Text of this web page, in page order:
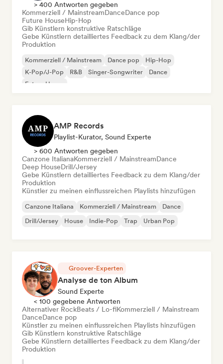
> 400 Antworten gegeben
Kommerziell / MainstreamDanceDance pop
Future HouseHip-Hop
Gib Künstlern konstruktive Ratschläge
Gebe Künstlern detailliertes Feedback zu dem Klang/der
Produktion
Kommerziell / Mainstream Dance pop
Hip-Hop
K-Pop/J-Pop
R&B Singer-Songwriter
Dance
Future House
AMP Records
Playlist-Kurator, Sound Experte
> 600 Antworten gegeben
Canzone ItalianaKommerziell / MainstreamDance
Deep HouseDrill/Jersey
Gebe Künstlern detailliertes Feedback zu dem Klang/der
Produktion
Künstler zu meinen einflussreichen Playlists hinzufügen
Canzone Italiana Kommerziell / Mainstream
Dance
Drill/Jersey
House Indie-Pop Trap Urban Pop
Groover-Experten
Analyse de ton Album
Sound Experte
< 100 gegebene Antworten
Alternativer RockBeats / Lo-fiKommerziell / Mainstream
DanceDance pop
Künstler zu meinen einflussreichen Playlists hinzufügen
Gib Künstlern konstruktive Ratschläge
Gebe Künstlern detailliertes Feedback zu dem Klang/der
Produktion